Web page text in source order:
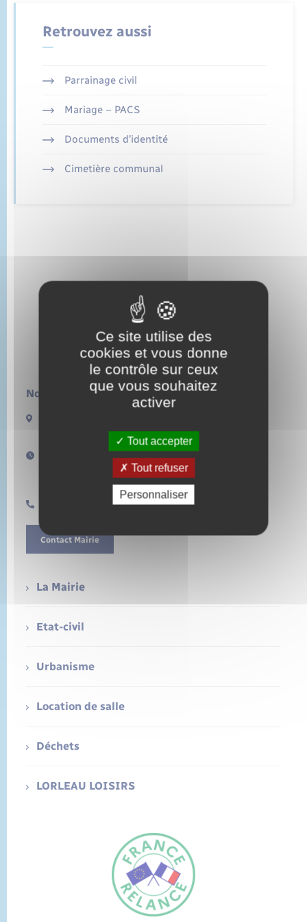
Cimetière communal
Retrouvez aussi
Parrainage civil
Mariage – PACS
Documents d’identité
Cimetière communal
Nous contacter :
27480 LORLEAU
Horaires d'ouverture :
Lundi de 14h à 17h
Samedi de 11h à 12h
Contact Mairie
La Mairie
Etat-civil
Urbanisme
Location de salle
Déchets
LORLEAU LOISIRS
Ce site utilise des
cookies et vous donne
le contrôle sur ceux
que vous souhaitez
activer
Tout accepter
Tout refuser
Personnaliser